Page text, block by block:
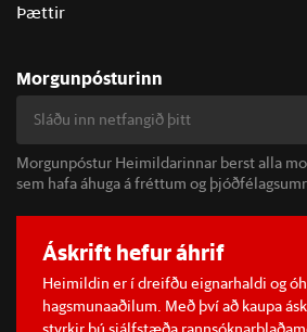
Þættir
Morgunpósturinn
Morgunpóstur Heimildarinnar berst alla
sem hafa áhuga á fréttum og
Áskrift hefur áhrif
Heimildin er í dreifðu eignarhaldi og
hagsmunaaðilum. Með því að kaupa